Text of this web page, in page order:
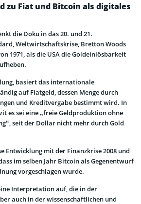
zu Fiat und Bitcoin als digitales
die Doku in das 20. und 21.
Weltwirtschaftskrise, Bretton Woods
1971, als die USA die Goldeinlösbarkeit
basiert das internationale
auf Fiatgeld, dessen Menge durch
und Kreditvergabe bestimmt wird. In
es sei eine „freie Geldproduktion ohne
seit der Dollar nicht mehr durch Gold
Entwicklung mit der Finanzkrise 2008 und
im selben Jahr Bitcoin als Gegenentwurf
vorgeschlagen wurde.
Interpretation auf, die in der
auch in der wissenschaftlichen und